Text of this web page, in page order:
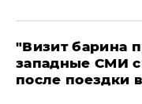
"Визит барина
западные СМИ
после поездки